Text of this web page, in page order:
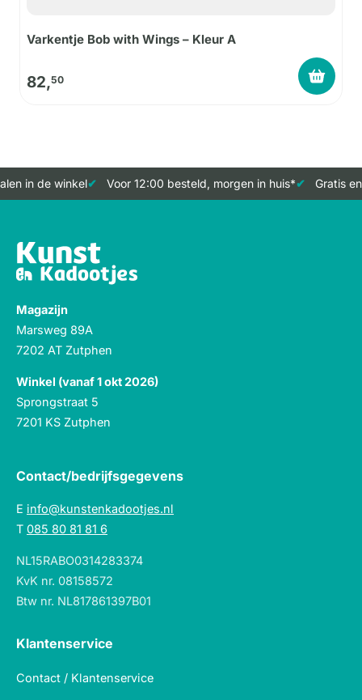
Varkentje Bob with Wings – Kleur A
82,50
in de winkel Voor 12:00 besteld, morgen in huis* Gratis
Magazijn
Marsweg 89A
7202 AT Zutphen
Winkel (vanaf 1 okt 2026)
Sprongstraat 5
7201 KS Zutphen
Contact/bedrijfsgegevens
E info@kunstenkadootjes.nl
T 085 80 81 81 6
NL15RABO0314283374
KvK nr. 08158572
Btw nr. NL817861397B01
Klantenservice
Contact / Klantenservice